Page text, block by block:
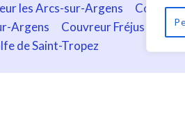
les Arcs-sur-Argens
Argens Couvreur Fréjus
de Saint-Tropez